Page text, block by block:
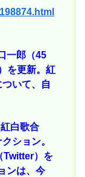
一郎（45
を更新。紅
いて、自
白歌合
ション。
Twitter）を
ンは、今